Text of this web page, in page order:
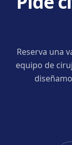
Reserva una
equipo de